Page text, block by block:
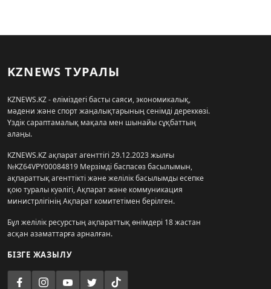
KZNEWS ТУРАЛЫ
KZNEWS.KZ - еліміздегі басты саяси, экономикалық,
мәдени және спорт жаңалықтарының сенімді дереккөзі.
Үздік сараптамалық мақала мен шынайы сұқбаттың
алаңы.
KZNEWS.KZ ақпарат агенттігі 29.12.2023 жылғы
№KZ64VPY00084819 Мерзімді баспасөз басылымын,
ақпараттық агенттікті және желілік басылымды есепке
қою туралы куәлігі, Ақпарат және коммуникация
министрлігінің Ақпарат комитетімен берілген.
Бұл желілік ресурстың ақпараттық өнімдері 18 жастан
асқан азаматтарға арналған.
БІЗГЕ ЖАЗЫЛУ